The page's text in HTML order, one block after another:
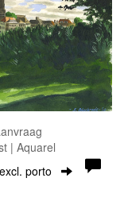
| Aquarel
porto